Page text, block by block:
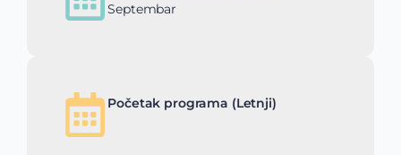
Septembar
Početak programa (Letnji)